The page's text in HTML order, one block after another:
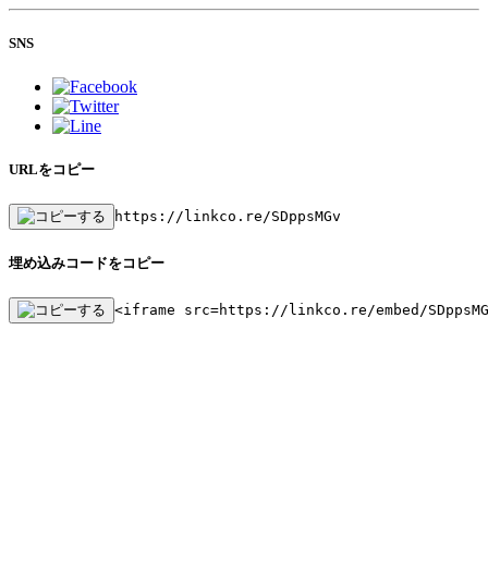
SNS
URLをコピー
https://linkco.re/SDppsMGv
埋め込みコードをコピー
<iframe src=https://linkco.re/embed/